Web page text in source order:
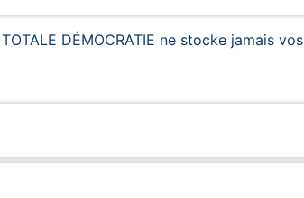
DÉMOCRATIE ne stocke jamais vos